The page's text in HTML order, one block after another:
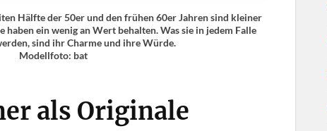
Hälfte der 50er und den frühen 60er Jahren sind kleiner
haben ein wenig an Wert behalten. Was sie in jedem Falle
sind ihr Charme und ihre Würde.
Modellfoto: bat
als Originale